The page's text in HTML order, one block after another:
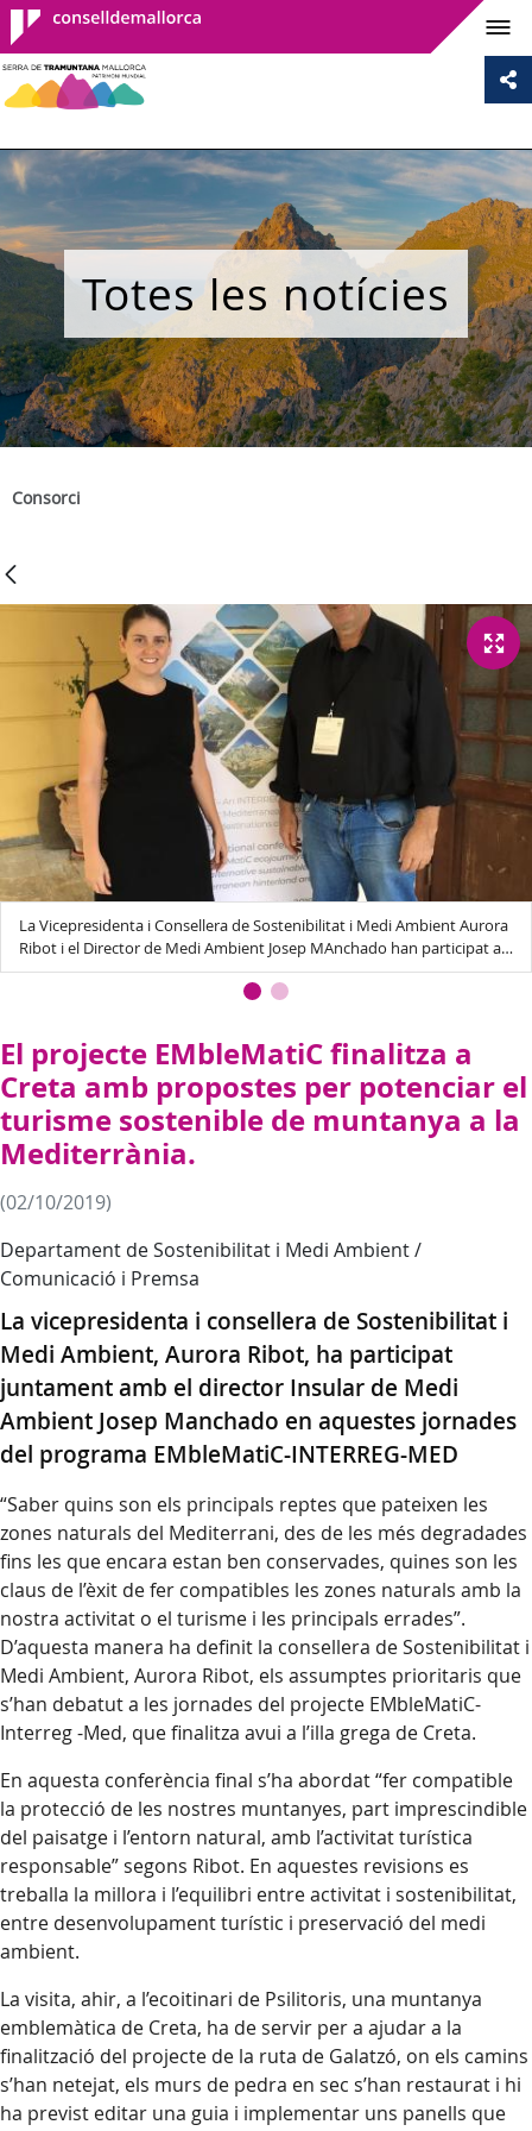
Consell de
Mallorca
Totes les notícies
Consorci
La Vicepresidenta i Consellera de Sostenibilitat i Medi Ambient Aurora
Ribot i el Director de Medi Ambient Josep MAnchado han participat a
les jornades EMbleMatiC-Interreg -Med
El projecte EMbleMatiC finalitza a
Creta amb propostes per potenciar el
turisme sostenible de muntanya a la
Mediterrània.
(02/10/2019)
Departament de Sostenibilitat i Medi Ambient /
Comunicació i Premsa
La vicepresidenta i consellera de Sostenibilitat i
Medi Ambient, Aurora Ribot, ha participat
juntament amb el director Insular de Medi
Ambient Josep Manchado en aquestes jornades
del programa EMbleMatiC-INTERREG-MED
“Saber quins son els principals reptes que pateixen les
zones naturals del Mediterrani, des de les més degradades
fins les que encara estan ben conservades, quines son les
claus de l’èxit de fer compatibles les zones naturals amb la
nostra activitat o el turisme i les principals errades”.
D’aquesta manera ha definit la consellera de Sostenibilitat i
Medi Ambient, Aurora Ribot, els assumptes prioritaris que
s’han debatut a les jornades del projecte EMbleMatiC-
Interreg -Med, que finalitza avui a l’illa grega de Creta.
En aquesta conferència final s’ha abordat “fer compatible
la protecció de les nostres muntanyes, part imprescindible
del paisatge i l’entorn natural, amb l’activitat turística
responsable” segons Ribot. En aquestes revisions es
treballa la millora i l’equilibri entre activitat i sostenibilitat,
entre desenvolupament turístic i preservació del medi
ambient.
La visita, ahir, a l’ecoitinari de Psilitoris, una muntanya
emblemàtica de Creta, ha de servir per a ajudar a la
finalització del projecte de la ruta de Galatzó, on els camins
s’han netejat, els murs de pedra en sec s’han restaurat i hi
ha previst editar una guia i implementar uns panells que